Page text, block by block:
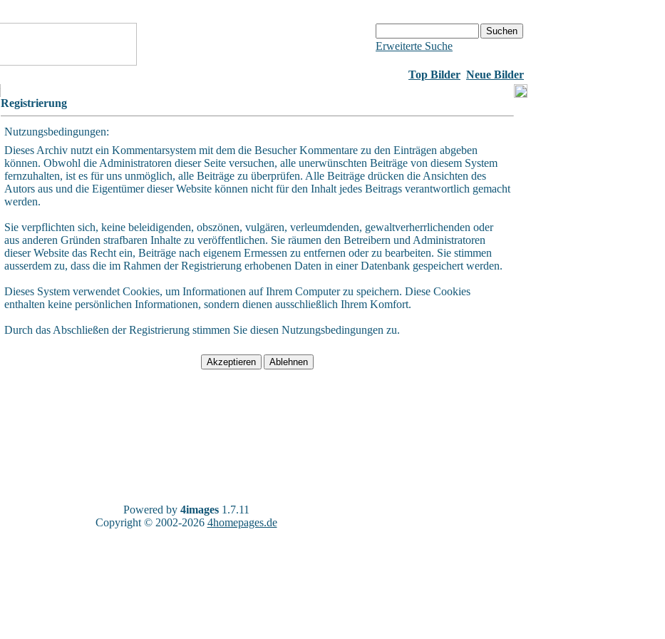
Erweiterte Suche
Top Bilder Neue Bilder
Registrierung
Nutzungsbedingungen:
Dieses Archiv nutzt ein Kommentarsystem mit dem die Besucher Kommentare zu den Einträgen abgeben
können. Obwohl die Administratoren dieser Seite versuchen, alle unerwünschten Beiträge von diesem System
fernzuhalten, ist es für uns unmöglich, alle Beiträge zu überprüfen. Alle Beiträge drücken die Ansichten des
Autors aus und die Eigentümer dieser Website können nicht für den Inhalt jedes Beitrags verantwortlich gemacht
werden.
Sie verpflichten sich, keine beleidigenden, obszönen, vulgären, verleumdenden, gewaltverherrlichenden oder
aus anderen Gründen strafbaren Inhalte zu veröffentlichen. Sie räumen den Betreibern und Administratoren
dieser Website das Recht ein, Beiträge nach eigenem Ermessen zu entfernen oder zu bearbeiten. Sie stimmen
ausserdem zu, dass die im Rahmen der Registrierung erhobenen Daten in einer Datenbank gespeichert werden.
Dieses System verwendet Cookies, um Informationen auf Ihrem Computer zu speichern. Diese Cookies
enthalten keine persönlichen Informationen, sondern dienen ausschließlich Ihrem Komfort.
Durch das Abschließen der Registrierung stimmen Sie diesen Nutzungsbedingungen zu.
Powered by 4images1.7.11
Copyright © 2002-2026 4homepages.de